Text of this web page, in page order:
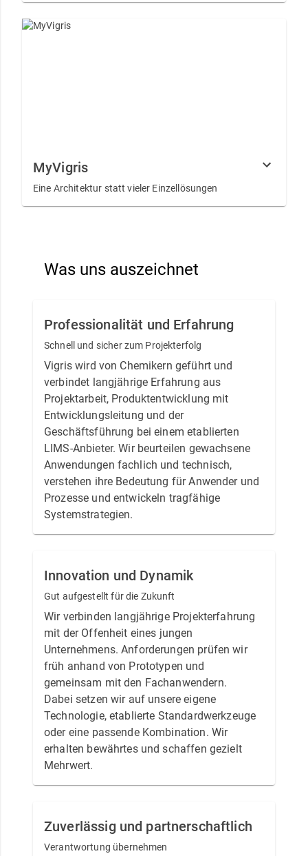
MyVigris
Eine Architektur statt vieler Einzellösungen
Was uns auszeichnet
Professionalität und Erfahrung
Schnell und sicher zum Projekterfolg
Vigris wird von Chemikern geführt und
verbindet langjährige Erfahrung aus
Projektarbeit, Produktentwicklung mit
Entwicklungsleitung und der
Geschäftsführung bei einem etablierten
LIMS-Anbieter. Wir beurteilen gewachsene
Anwendungen fachlich und technisch,
verstehen ihre Bedeutung für Anwender und
Prozesse und entwickeln tragfähige
Systemstrategien.
Innovation und Dynamik
Gut aufgestellt für die Zukunft
Wir verbinden langjährige Projekterfahrung
mit der Offenheit eines jungen
Unternehmens. Anforderungen prüfen wir
früh anhand von Prototypen und
gemeinsam mit den Fachanwendern.
Dabei setzen wir auf unsere eigene
Technologie, etablierte Standardwerkzeuge
oder eine passende Kombination. Wir
erhalten bewährtes und schaffen gezielt
Mehrwert.
Zuverlässig und partnerschaftlich
Verantwortung übernehmen